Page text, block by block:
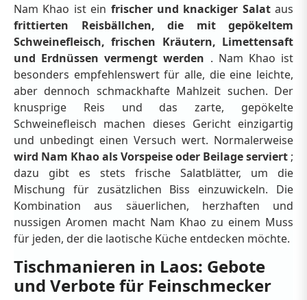
Nam Khao ist ein frischer und knackiger Salataus
frittierten Reisbällchen, die mit gepökeltem
Schweinefleisch, frischen Kräutern, Limettensaft
und Erdnüssen vermengt werden . Nam Khao ist
besonders empfehlenswert für alle, die eine leichte,
aber dennoch schmackhafte Mahlzeit suchen. Der
knusprige Reis und das zarte, gepökelte
Schweinefleisch machen dieses Gericht einzigartig
und unbedingt einen Versuch wert. Normalerweise
wird Nam Khao als Vorspeise oder Beilage serviert ;
dazu gibt es stets frische Salatblätter, um die
Mischung für zusätzlichen Biss einzuwickeln. Die
Kombination aus säuerlichen, herzhaften und
nussigen Aromen macht Nam Khao zu einem Muss
für jeden, der die laotische Küche entdecken möchte.
Tischmanieren in Laos: Gebote
und Verbote für Feinschmecker